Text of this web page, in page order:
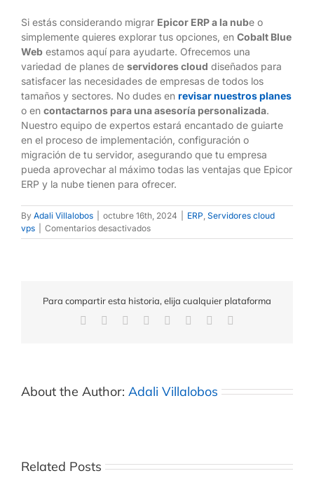
Si estás considerando migrar Epicor ERP a la nube o
simplemente quieres explorar tus opciones, en Cobalt Blue
Web estamos aquí para ayudarte. Ofrecemos una
variedad de planes de servidores cloud diseñados para
satisfacer las necesidades de empresas de todos los
tamaños y sectores. No dudes en revisar nuestros planes
o en contactarnos para una asesoría personalizada.
Nuestro equipo de expertos estará encantado de guiarte
en el proceso de implementación, configuración o
migración de tu servidor, asegurando que tu empresa
pueda aprovechar al máximo todas las ventajas que Epicor
ERP y la nube tienen para ofrecer.
By Adali Villalobos octubre 16th, 2024 ERP Servidores cloud
vps
Comentarios desactivados
Para compartir esta historia, elija cualquier plataforma
About the Author: Adali Villalobos
Related Posts